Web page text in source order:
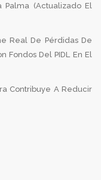
(Actualizado El
Real De Pérdidas De
Fondos Del PIDL En El
Contribuye A Reducir